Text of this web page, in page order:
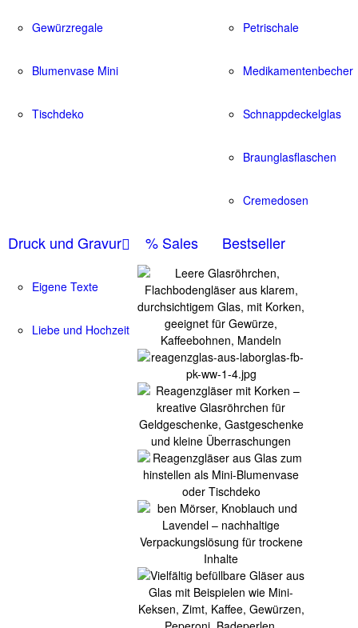
Gewürzregale
Blumenvase Mini
Tischdeko
Petrischale
Medikamentenbecher
Schnappdeckelglas
Braunglasflaschen
Cremedosen
Druck und Gravur
Eigene Texte
Liebe und Hochzeit
% Sales Bestseller